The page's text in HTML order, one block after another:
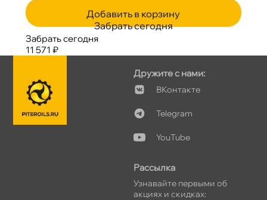
Добавить в корзину
Забрать сегодня
Забрать сегодня
11 571 ₽
Дружите с нами:
Контакте
Telegram
YouTube
Рассылка
Узнавайте первыми о
акциях и скидках: